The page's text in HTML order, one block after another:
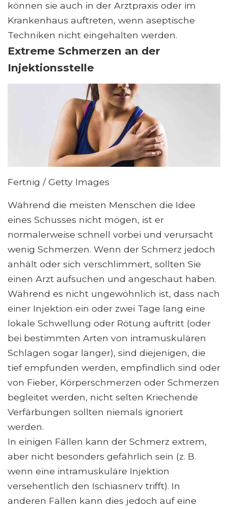
können sie auch in der Arztpraxis oder im
Krankenhaus auftreten, wenn aseptische
Techniken nicht eingehalten werden.
Extreme Schmerzen an der
Injektionsstelle
Fertnig / Getty Images
Während die meisten Menschen die Idee
eines Schusses nicht mögen, ist er
normalerweise schnell vorbei und verursacht
wenig Schmerzen. Wenn der Schmerz jedoch
anhält oder sich verschlimmert, sollten Sie
einen Arzt aufsuchen und angeschaut haben.
Während es nicht ungewöhnlich ist, dass nach
einer Injektion ein oder zwei Tage lang eine
lokale Schwellung oder Rötung auftritt (oder
bei bestimmten Arten von intramuskulären
Schlägen sogar länger), sind diejenigen, die
tief empfunden werden, empfindlich sind oder
von Fieber, Körperschmerzen oder Schmerzen
begleitet werden, nicht selten Kriechende
Verfärbungen sollten niemals ignoriert
werden.
In einigen Fällen kann der Schmerz extrem,
aber nicht besonders gefährlich sein (z. B.
wenn eine intramuskuläre Injektion
versehentlich den Ischiasnerv trifft). In
anderen Fällen kann dies jedoch auf eine